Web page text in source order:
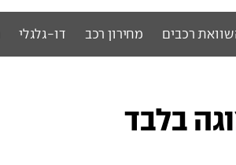
רכבים מחירון רכב דו-גלגלי
בלבד